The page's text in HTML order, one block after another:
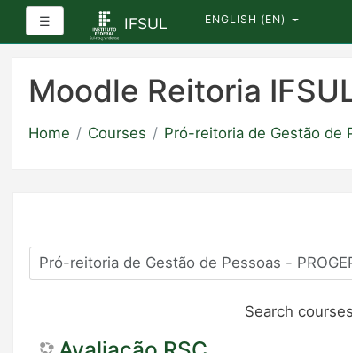
main
☰ Side panel IFSUL ENGLISH ‎(EN)‎
Moodle Reitoria
Home Courses Pró-reitoria de Gestão de
Search courses